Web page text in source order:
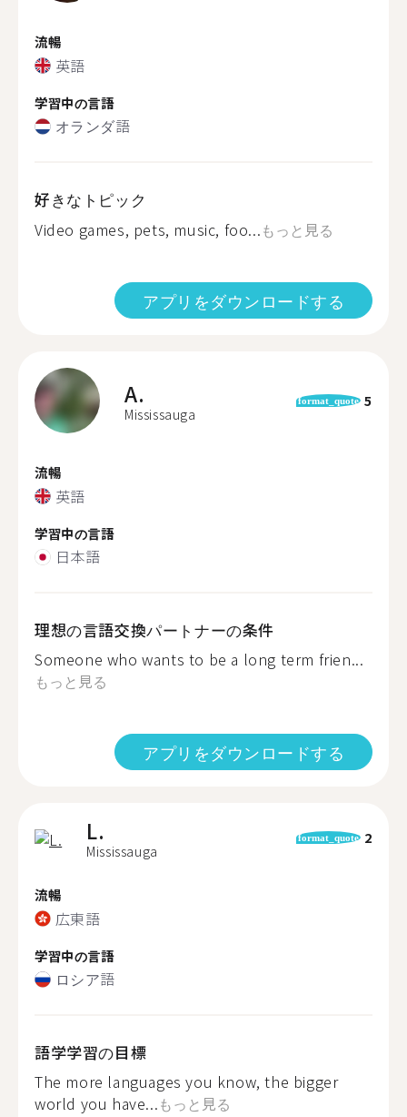
流暢
英語
学習中の言語
オランダ語
好きなトピック
Video games, pets, music, foo...もっと見る
アプリをダウンロードする
A.
Mississauga
format_quote 5
流暢
英語
学習中の言語
日本語
理想の言語交換パートナーの条件
Someone who wants to be a long term frien...
もっと見る
アプリをダウンロードする
L.
Mississauga
format_quote 2
流暢
広東語
学習中の言語
ロシア語
語学学習の目標
The more languages you know, the bigger
world you have...もっと見る